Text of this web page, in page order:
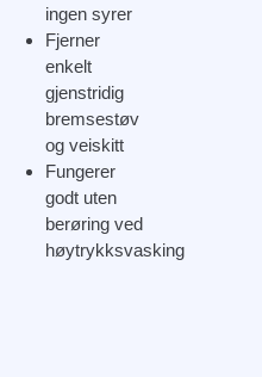
ingen syrer
Fjerner
enkelt
gjenstridig
bremsestøv
og veiskitt
Fungerer
godt uten
berøring ved
høytrykksvasking